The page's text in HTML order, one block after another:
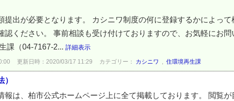
提出が必要となります。 カシニワ制度の何に登録するかによって
認ください。 事前相談も受け付けておりますので、お気軽にお
課（04-7167-2... 詳細表示
更新日時：2020/03/17 11:29 カテゴリー： カシニワ , 住環境再生課
報は、柏市公式ホームページ上に全て掲載しております。 閲覧